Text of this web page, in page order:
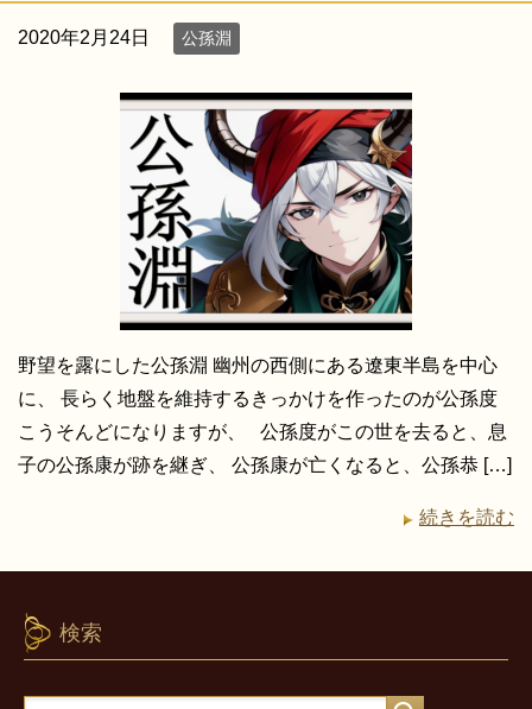
2020年2月24日 公孫淵
野望を露にした公孫淵 幽州の西側にある遼東半島を中心
に、 長らく地盤を維持するきっかけを作ったのが公孫度
こうそんどになりますが、 公孫度がこの世を去ると、息
子の公孫康が跡を継ぎ、 公孫康が亡くなると、公孫恭 […]
続きを読む
検索